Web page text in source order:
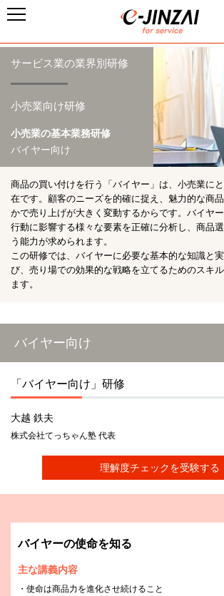
サービス業の業界別研修
小売業向け研修
小売業の基本業務研修
バイヤー向け
商品の買い付けを行う「バイヤー」は、小売業に
在です。顧客のニーズを的確に捉え、魅力的な商
かで売り上げが大きく変動するからです。バイヤ
行動に影響する様々な要素を正確に分析し、商品
う能力が求められます。
この研修では、バイヤーに必要な基本的な知識と
び、売り場での効果的な戦略を立てるためのスキ
ます。
バイヤー向け
「バイヤー向け」研修
大越 鉄夫
株式会社てっちゃん塾 代表
理解度チェックを受験する
バイヤーの使命を知る
主な講義内容
使命は商品力を進化させ続けること